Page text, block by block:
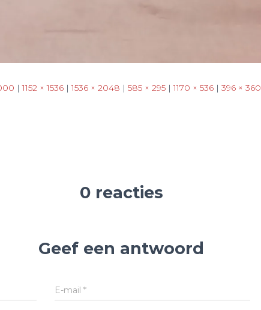
| 1152 × 1536 | 1536 × 2048 | 585 × 295 | 1170 × 536 | 396 × 360
0 reacties
Geef een antwoord
E-mail*